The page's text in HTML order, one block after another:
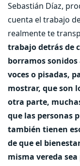
Sebastián Díaz,
cuenta el trabajo
realmente te
trabajo detrás de
borramos
voces o pisadas,
mostrar, que son
otra parte,
que las personas
también tienen
de que el
misma vereda